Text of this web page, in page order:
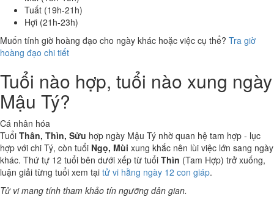
Tuất (19h-21h)
Hợi (21h-23h)
Muốn tính giờ hoàng đạo cho ngày khác hoặc việc cụ thể? Tra giờ
hoàng đạo chi tiết
Tuổi nào hợp, tuổi nào xung ngày
Mậu Tý?
Cá nhân hóa
Tuổi Thân, Thìn, Sửu hợp ngày Mậu Tý nhờ quan hệ tam hợp - lục
hợp với chi Tý, còn tuổi Ngọ, Mùi xung khắc nên lùi việc lớn sang ngày
khác. Thứ tự 12 tuổi bên dưới xếp từ tuổi Thìn (Tam Hợp) trở xuống,
luận giải từng tuổi xem tại tử vi hằng ngày 12 con giáp.
Tử vi mang tính tham khảo tín ngưỡng dân gian.